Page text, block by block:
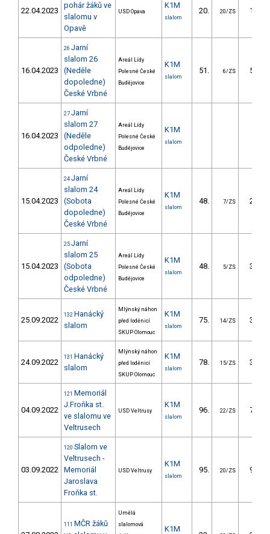
22.04.2023
pohár žáků ve
slalomu v
Opavě
USD Opava
K1M
slalom
20. 20/ZS 15.54
16.04.2023
26 Jarní
slalom 26
(Neděle
dopoledne)
České Vrbné
Areál Lídy
Polesné České
Budějovice
K1M
slalom
51. 6/ZS 54.43
16.04.2023
27 Jarní
slalom 27
(Neděle
odpoledne)
České Vrbné
Areál Lídy
Polesné České
Budějovice
K1M
slalom
15.04.2023
24 Jarní
slalom 24
(Sobota
dopoledne)
České Vrbné
Areál Lídy
Polesné České
Budějovice
K1M
slalom
48. 7/ZS 29.19
15.04.2023
25 Jarní
slalom 25
(Sobota
odpoledne)
České Vrbné
Areál Lídy
Polesné České
Budějovice
K1M
slalom
48. 5/ZS 39.04
25.09.2022
132 Hanácký
slalom
Mlýnský náhon
před loděnicí
SKUP Olomouc
K1M
slalom
75. 14/ZS 36.50
24.09.2022
131 Hanácký
slalom
Mlýnský náhon
před loděnicí
SKUP Olomouc
K1M
slalom
78. 15/ZS 35.10
04.09.2022
121 Memoriál
J.Froňka st.
ve slalomu ve
Veltrusech
USD Veltrusy
K1M
slalom
96. 22/ZS 74.61
03.09.2022
120 Slalom ve
Veltrusech -
Memoriál
Jaroslava
Froňka st.
USD Veltrusy
K1M
slalom
95. 20/ZS 93.40
111 MČR žáků
Umělá
slalomová
K1M